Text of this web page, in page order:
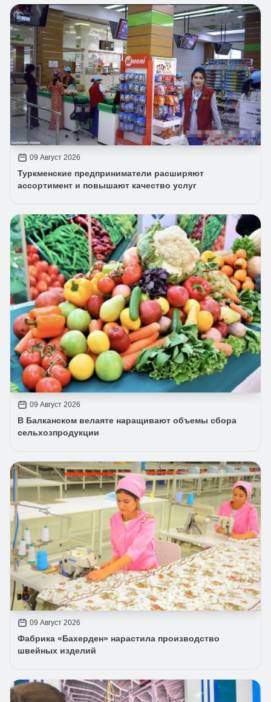
09 Август 2026
Туркменские предприниматели расширяют
ассортимент и повышают качество услуг
09 Август 2026
В Балканском велаяте наращивают объемы сбора
сельхозпродукции
09 Август 2026
Фабрика «Бахерден» нарастила производство
швейных изделий